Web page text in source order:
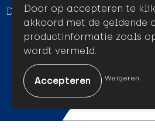
Disclaimer
Door op accepteren te
akkoord met de geldende
productinformatie zoals
wordt vermeld.
Weigeren